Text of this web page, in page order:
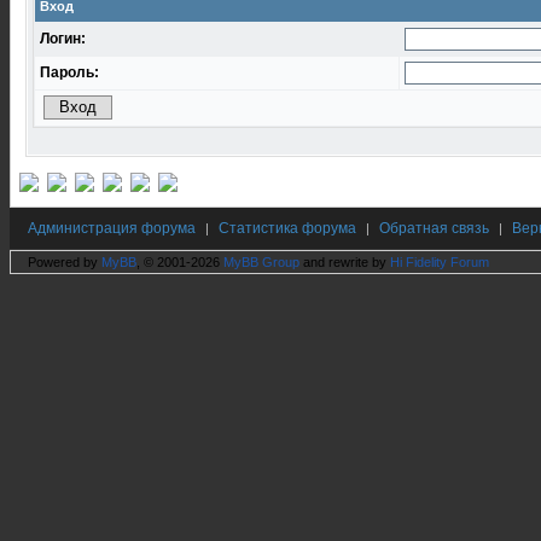
Вход
Логин:
Пароль:
Администрация форума | Статистика форума | Обратная связь |
Powered by MyBB , © 2001-2026 MyBB Group and rewrite by Hi Fidelity Forum